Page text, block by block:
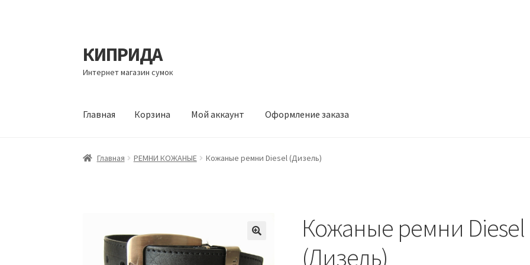
Перейти
к
навигации
Перейти
к
содержимому
КИПРИДА
Интернет магазин сумок
Главная Корзина Мой аккаунт Оформление заказа
Главная КорзинаМой аккаунтОформление заказа
Главная РЕМНИ КОЖАНЫЕ Кожаные ремни Diesel (Дизель)
Кожаные ремни Diesel
(Дизель)